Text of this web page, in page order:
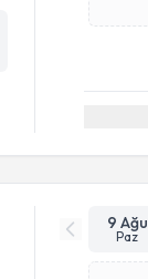
9 Ağu
Paz